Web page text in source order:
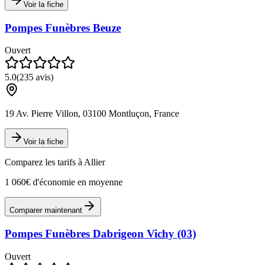
Voir la fiche
Pompes Funèbres Beuze
Ouvert
5.0(235 avis)
19 Av. Pierre Villon, 03100 Montluçon, France
Voir la fiche
Comparez les tarifs à Allier
1 060€ d'économie en moyenne
Comparer maintenant
Pompes Funèbres Dabrigeon Vichy (03)
Ouvert